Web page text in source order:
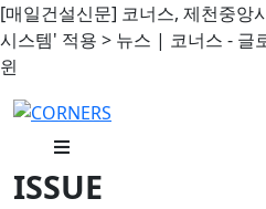
[매일건설신문] 코너스, 제천중앙
시스템' 적용 > 뉴스 | 코너스 - 글
윈
ISSUE